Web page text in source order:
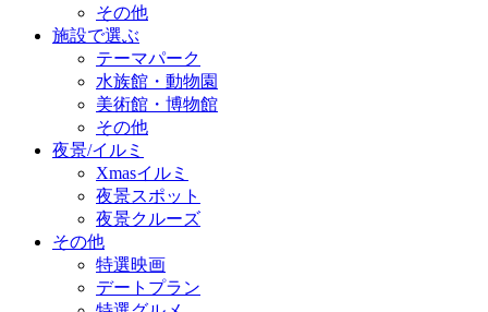
その他
施設で選ぶ
テーマパーク
水族館・動物園
美術館・博物館
その他
夜景/イルミ
Xmasイルミ
夜景スポット
夜景クルーズ
その他
特選映画
デートプラン